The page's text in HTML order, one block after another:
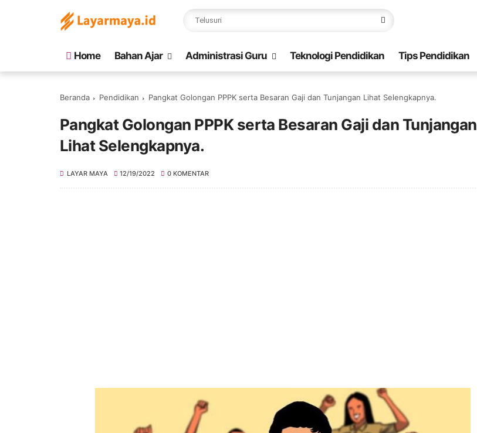
Home Bahan Ajar Administrasi Guru Teknologi Pendidikan Tips Pendidikan
Beranda Pendidikan Pangkat Golongan PPPK serta Besaran Gaji dan Tunjangan Lihat Selengkapnya.
Pangkat Golongan PPPK serta Besaran Gaji dan Tunjangan
Lihat Selengkapnya.
LAYAR MAYA 12/19/2022 0 KOMENTAR